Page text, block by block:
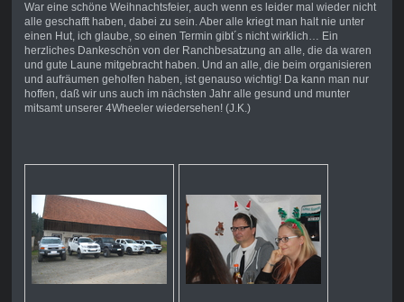
War eine schöne Weihnachtsfeier, auch wenn es leider mal wieder nicht
alle geschafft haben, dabei zu sein. Aber alle kriegt man halt nie unter
einen Hut, ich glaube, so einen Termin gibt´s nicht wirklich… Ein
herzliches Dankeschön von der Ranchbesatzung an alle, die da waren
und gute Laune mitgebracht haben. Und an alle, die beim organisieren
und aufräumen geholfen haben, ist genauso wichtig! Da kann man nur
hoffen, daß wir uns auch im nächsten Jahr alle gesund und munter
mitsamt unserer 4Wheeler wiedersehen! (J.K.)